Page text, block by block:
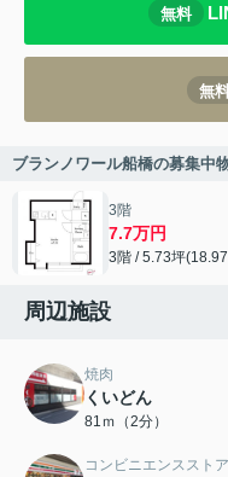
無料
無
ブランノワール船橋の募集中
3階
7.7万円
3階 / 5.73坪
周辺施設
焼肉
くいどん
81ｍ（2分）
コンビニエンスストア